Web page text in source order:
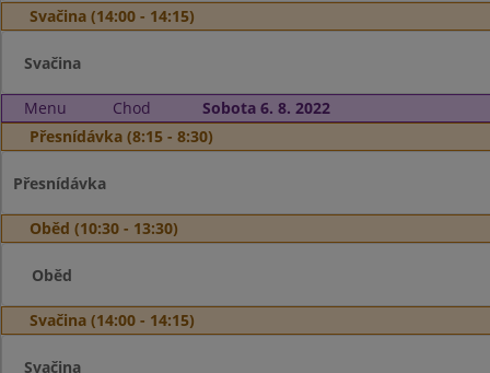
Svačina (14:00 - 14:15)
Svačina
Menu Chod
Sobota 6. 8. 2022
Přesnídávka (8:15 - 8:30)
Přesnídávka
Oběd (10:30 - 13:30)
Oběd
Svačina (14:00 - 14:15)
Svačina